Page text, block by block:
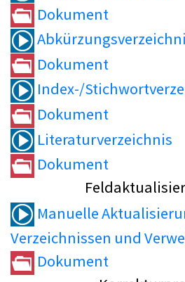
Dokument
Dokument
Index-/
Dokument
Literaturverzeichnis
Dokument
Manuelle
Verzeichnissen und
Dokument